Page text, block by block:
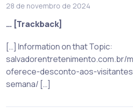
28 de novembro de 2024
… [Trackback]
[…] Information on that Topic:
salvadorentretenimento.com.br/
oferece-desconto-aos-
semana/ […]